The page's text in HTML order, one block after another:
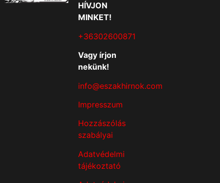
HÍVJON
MINKET!
+36302600871
Vagy írjon
nekünk!
info@eszakhirnok.com
Impresszum
Hozzászólás
szabályai
Adatvédelmi
tájékoztató